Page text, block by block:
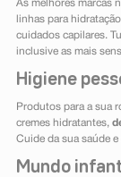
As melhores marcas
linhas para
cuidados capilares.
inclusive as mais
Higiene
Produtos para a sua
cremes hidratantes,
Cuide da sua saúde
Mundo